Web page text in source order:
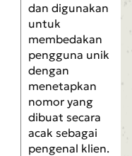
dan digunakan
untuk
membedakan
pengguna unik
dengan
menetapkan
nomor yang
dibuat secara
acak sebagai
pengenal klien.